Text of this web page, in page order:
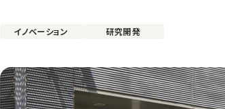
イノベーション 研究開発